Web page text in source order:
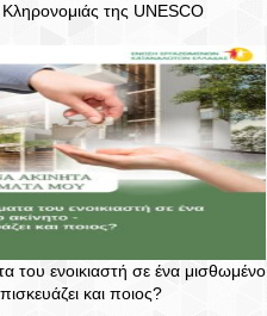
της UNESCO
του ενοικιαστή σε ένα μισθωμένο
και ποιος?